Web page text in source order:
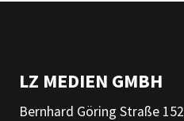
LZ MEDIEN GMBH
Bernhard Göring Straße 152